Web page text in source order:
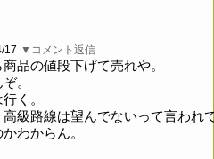
17 ▼コメント返信
品の値段下げて売れや。
。
く。
級路線は望んでないって言われ
わからん。